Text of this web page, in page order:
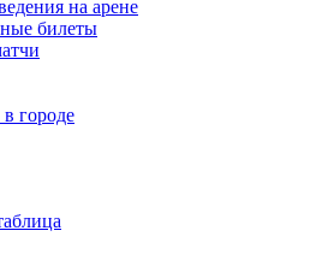
на арене
билеты
городе